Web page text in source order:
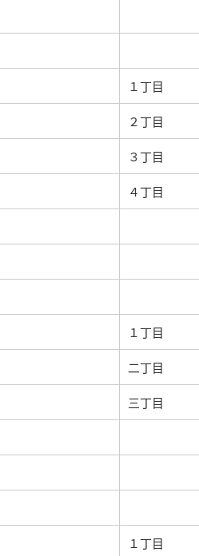
１丁目
２丁目
３丁目
４丁目
１丁目
二丁目
三丁目
１丁目